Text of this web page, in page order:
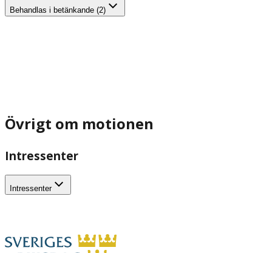
Behandlas i betänkande (2)
Övrigt om motionen
Intressenter
Intressenter